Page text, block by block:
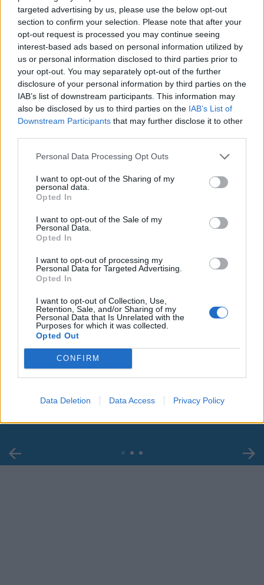
targeted advertising by us, please use the below opt-out
section to confirm your selection. Please note that after your
opt-out request is processed you may continue seeing
interest-based ads based on personal information utilized by
us or personal information disclosed to third parties prior to
your opt-out. You may separately opt-out of the further
disclosure of your personal information by third parties on the
IAB’s list of downstream participants. This information may
also be disclosed by us to third parties on the IAB’s List of
Downstream Participants that may further disclose it to other
Personal Data Processing Opt Outs
I want to opt-out of the Sharing of my
personal data.
Opted In
I want to opt-out of the Sale of my
Personal Data.
Opted In
I want to opt-out of processing my
Personal Data for Targeted Advertising.
Opted In
I want to opt-out of Collection, Use,
Retention, Sale, and/or Sharing of my
Personal Data that Is Unrelated with the
Purposes for which it was collected.
Opted Out
CONFIRM
Data Deletion Data Access Privacy Policy
in ospedale. Le dichiarazioni ai giornalisti